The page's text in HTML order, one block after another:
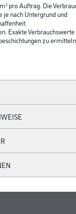
pro Auftrag. Die
je nach Untergrund und
Exakte
zu